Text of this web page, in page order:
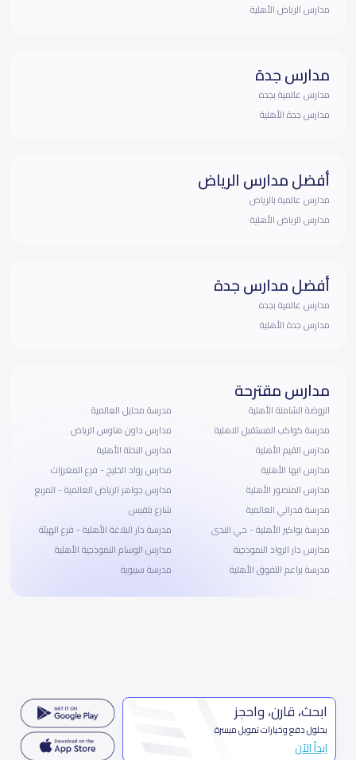
مدارس الرياض الأهلية
مدارس جدة
مدارس عالمية بجده
مدارس جدة الأهلية
أفضل مدارس الرياض
مدارس عالمية بالرياض
مدارس الرياض الأهلية
أفضل مدارس جدة
مدارس عالمية بجده
مدارس جدة الأهلية
مدارس مقترحة
الروضة الشاملة الأهلية
مدرسة كواكب المستقبل الاهلية
مدارس القيم الأهلية
مدارس ابها الأهلية
مدارس المنصور الأهلية
مدرسة قدراتي العالمية
مدرسة بواكير الأهلية - حي الندى
مدارس دار الرواد النموذجية
مدرسة براعم التفوق الأهلية
مدرسة محايل العالمية
مدارس داون هاوس الرياض
مدارس النخلة الأهلية
مدارس رواد الخليج - فرع المغرزات
مدارس جواهر الرياض العالمية - المربع
شارع بلقيس
مدرسة دار البلاغة الأهلية - فرع الهيئة
مدارس الوسام النموذجية الأهلية
مدرسة سيبوية
ابحث، قارن، واحجز
بحلول دفع وخيارات تمويل ميسرة
ابدأ الآن